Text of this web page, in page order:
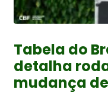
Tabela do
detalha
mudança